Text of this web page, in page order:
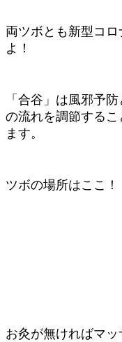
両ツボとも新型コ
よ！
「合谷」は風邪予
の流れを調節する
ます。
ツボの場所はここ！
お灸が無ければマ